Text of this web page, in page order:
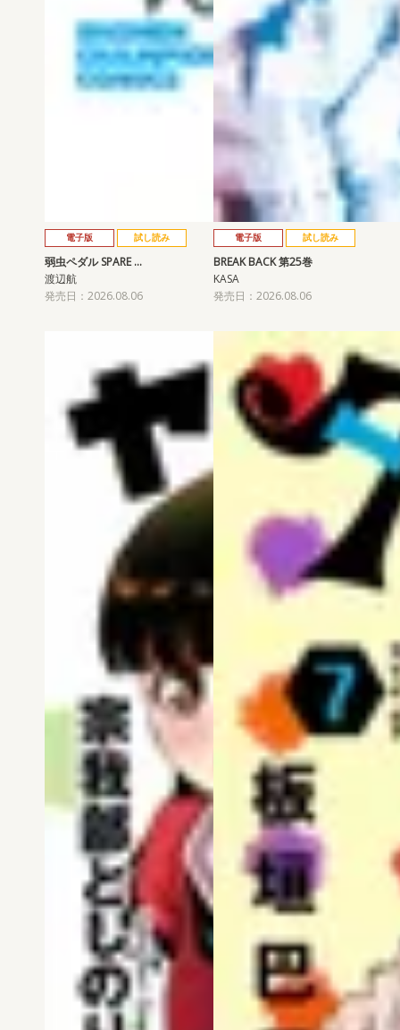
電子版 試し読み
弱虫ペダル SPARE …
渡辺航
発売日：2026.08.06
電子版 試し読み
BREAK BACK 第25巻
KASA
発売日：2026.08.06